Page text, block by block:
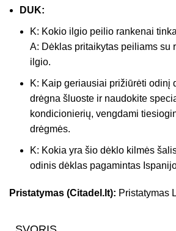
DUK:
K: Kokio ilgio peilio rankenai
A: Dėklas pritaikytas peiliams su
ilgio.
K: Kaip geriausiai prižiūrėti odinį
drėgna šluoste ir naudokite
kondicionierių, vengdami
drėgmės.
K: Kokia yra šio dėklo kilmės
odinis dėklas pagamintas
Pristatymas (Citadel.lt): Pristatymas